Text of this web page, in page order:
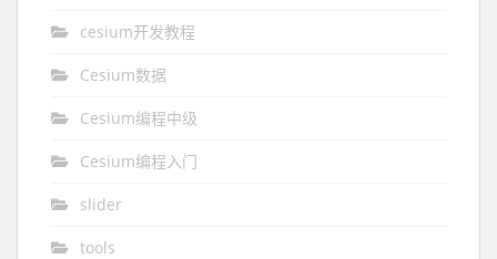
cesium开发教程
Cesium数据
Cesium编程中级
Cesium编程入门
slider
tools